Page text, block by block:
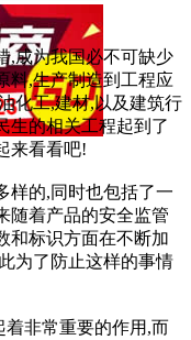
,成为我国必不可缺少
料,生产制造到工程应
化工,建材,以及建筑行
生的相关工程起到了
来看看吧!
样的,同时也包括了一
随着产品的安全监管
和标识方面在不断加
为了防止这样的事情
着非常重要的作用,而